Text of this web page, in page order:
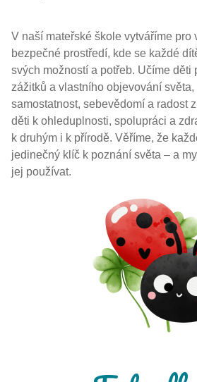
V naší mateřské škole vytváříme pro
bezpečné prostředí, kde se každé
svých možností a potřeb. Učíme děti
zážitků a vlastního objevování
samostatnost, sebevědomí a radost
děti k ohleduplnosti, spolupráci a
k druhým i k přírodě. Věříme, že
jedinečný klíč k poznání světa – a
jej používat.